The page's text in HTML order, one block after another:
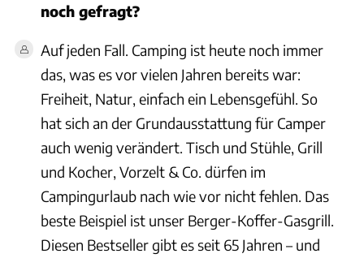
noch gefragt?
Auf jeden Fall. Camping ist heute noch immer
das, was es vor vielen Jahren bereits war:
Freiheit, Natur, einfach ein Lebensgefühl. So
hat sich an der Grundausstattung für Camper
auch wenig verändert. Tisch und Stühle, Grill
und Kocher, Vorzelt & Co. dürfen im
Campingurlaub nach wie vor nicht fehlen. Das
beste Beispiel ist unser Berger-Koffer-Gasgrill.
Diesen Bestseller gibt es seit 65 Jahren – und